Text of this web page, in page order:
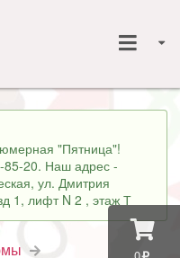
"Пятница"!
20. Наш адрес -
ул. Дмитрия
1, лифт N 2 , этаж Т